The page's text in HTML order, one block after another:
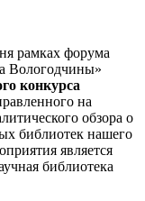
рамках форума
Вологодчины»
конкурса
на
обзора о
библиотек нашего
является
библиотека